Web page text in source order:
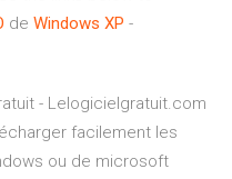
de Windows XP -
- Lelogicielgratuit.com
facilement les
ou de microsoft